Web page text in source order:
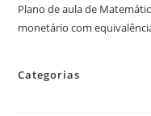
Plano de aula de
monetário com
Categorias